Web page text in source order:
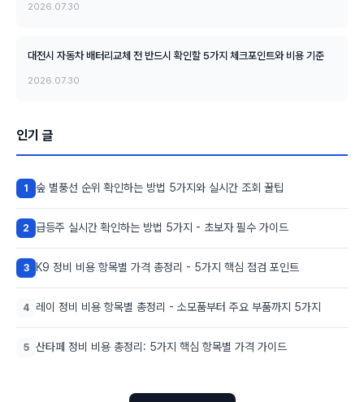
2026.07.30
대전시 자동차 배터리교체 전 반드시 확인할 5가지 체크포인트와 비용 기준
2026.07.30
인기 글
1 숲 별풍선 순위 확인하는 방법 5가지와 실시간 조회 꿀팁
2 급등주 실시간 확인하는 방법 5가지 - 초보자 필수 가이드
3 K9 정비 비용 항목별 가격 총정리 - 5가지 핵심 점검 포인트
4 레이 정비 비용 항목별 총정리 - 소모품부터 주요 부품까지 5가지
5 산타페 정비 비용 총정리: 5가지 핵심 항목별 가격 가이드